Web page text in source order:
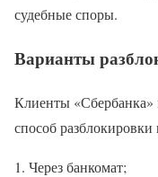
судебные споры.
Варианты
Клиенты «Сбербанка»
способ
Через банкомат;